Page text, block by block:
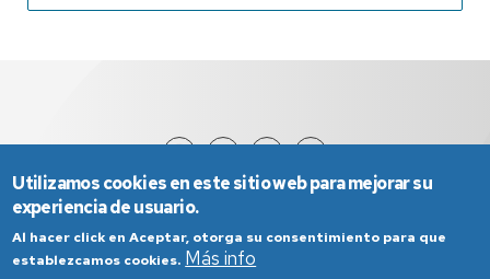
Utilizamos cookies en este sitio web para mejorar su
experiencia de usuario.
Al hacer click en Aceptar, otorga su consentimiento para que
establezcamos cookies. Más info